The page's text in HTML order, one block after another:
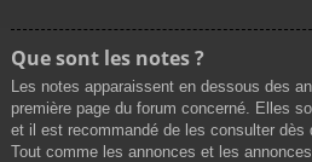
Que sont les notes ?
Les notes apparaissent en dessous des
première page du forum concerné. Elles
et il est recommandé de les consulter dès
Tout comme les annonces et les